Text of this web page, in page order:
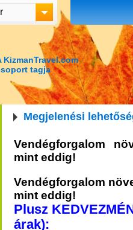
KizmanTravel.com
tagja
Megjelenési
Vendégforgalom
mint eddig!
Vendégforgalom
mint eddig!
Plusz
árak):